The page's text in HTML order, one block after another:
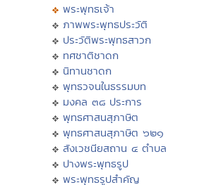
พระพุทธเจ้า
ภาพพระพุทธประวัติ
ประวัติพระพุทธสาวก
ทศชาติชาดก
นิทานชาดก
พุทธวจนในธรรมบท
มงคล ๓๘ ประการ
พุทธศาสนสุภาษิต
พุทธศาสนสุภาษิต ๖๒๑
สังเวชนียสถาน ๔ ตำบล
ปางพระพุทธรูป
พระพุทธรูปสำคัญ